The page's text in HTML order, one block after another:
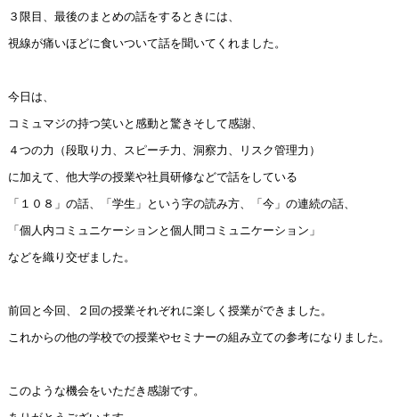
３限目、最後のまとめの話をするときには、
視線が痛いほどに食いついて話を聞いてくれました。
今日は、
コミュマジの持つ笑いと感動と驚きそして感謝、
４つの力（段取り力、スピーチ力、洞察力、リスク管理力）
に加えて、他大学の授業や社員研修などで話をしている
「１０８」の話、「学生」という字の読み方、「今」の連続の話、
「個人内コミュニケーションと個人間コミュニケーション」
などを織り交ぜました。
前回と今回、２回の授業それぞれに楽しく授業ができました。
これからの他の学校での授業やセミナーの組み立ての参考になりました。
このような機会をいただき感謝です。